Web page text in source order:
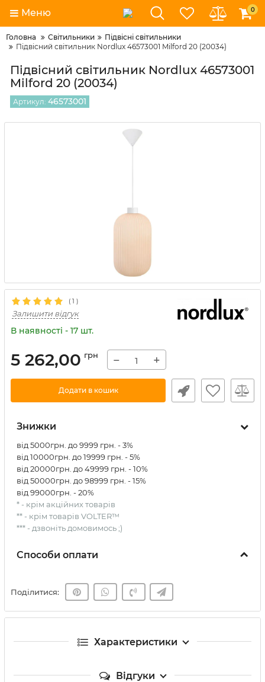
Меню 0
Головна Світильники
Підвісні світильники
Підвісний світильник Nordlux 46573001 Milford 20 (20034)
Підвісний світильник Nordlux 46573001
Milford 20 (20034)
Артикул: 46573001
( 1 )
Залишити відгук
В наявності - 17 шт.
5 262,00 грн − +
Додати в кошик
Знижки
від 5000грн. до 9999 грн. - 3%
від 10000грн. до 19999 грн. - 5%
від 20000грн. до 49999 грн. - 10%
від 50000грн. до 98999 грн. - 15%
від 99000грн. - 20%
* - крім акційних товарів
** - крім товарів VOLTER™
*** - дзвоніть домовимось ;)
Способи оплати
Поділитися:
Характеристики
Відгуки